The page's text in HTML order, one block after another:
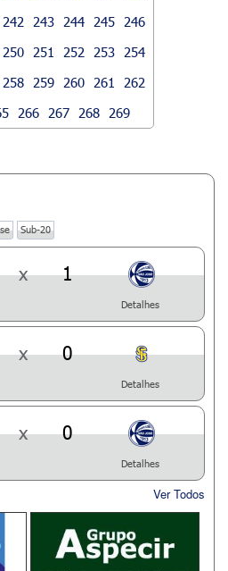
242 243 244 245
246
250 251 252 253
254
258 259 260 261
262
266 267 268 269
Sub-20
x 1
Detalhes
x 0
Detalhes
x 0
Detalhes
Ver Todos